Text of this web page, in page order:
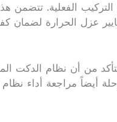
التركيب الفعلية. تتضمن
عزل الحرارة لضمان
للتأكد من أن نظام
أيضاً مراجعة أداء نظام